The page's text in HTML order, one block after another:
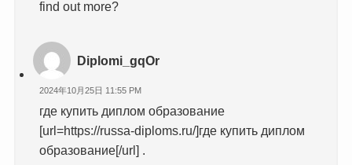
find out more?
Diplomi_gqOr
2024年10月25日 11:55 PM
где купить диплом образование
[url=https://russa-diploms.ru/]где купить диплом
образование[/url] .